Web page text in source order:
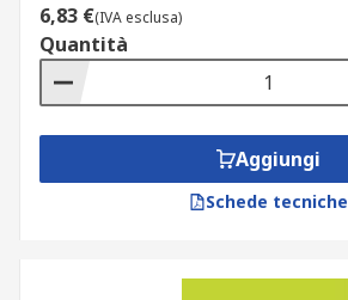
6,83 €(IVA esclusa)
Quantità
Aggiungi
Schede tecniche